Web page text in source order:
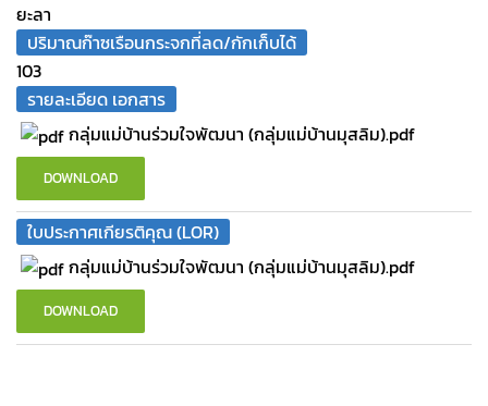
ยะลา
ปริมาณก๊าซเรือนกระจกที่ลด/กักเก็บได้
103
รายละเอียด เอกสาร
กลุ่มแม่บ้านร่วมใจพัฒนา (กลุ่มแม่บ้านมุสลิม).pdf
DOWNLOAD
ใบประกาศเกียรติคุณ (LOR)
กลุ่มแม่บ้านร่วมใจพัฒนา (กลุ่มแม่บ้านมุสลิม).pdf
DOWNLOAD